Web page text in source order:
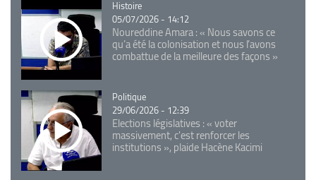
Catégorie
Histoire
05/07/2026 - 14:12
Noureddine Amara : « Nous savons ce
qu’a été la colonisation et nous l’avons
combattue de la meilleure des façons »
Catégorie
Politique
29/06/2026 - 12:39
Elections législatives : « voter
massivement, c'est renforcer les
institutions », plaide Hacène Kacimi